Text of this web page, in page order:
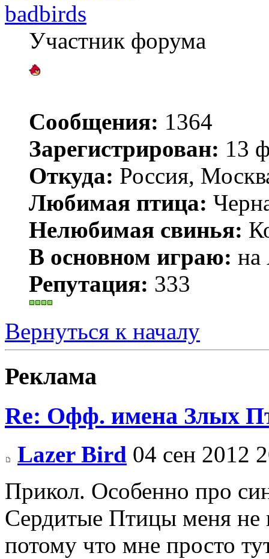
badbirds
Участник форума
Сообщения: 1364
Зарегистрирован: 13
Откуда: Россия,
Любимая птица:
Нелюбимая свинья:
В основном играю: на
Репутация: 333
Вернуться к началу
Реклама
Re: Офф. имена Злых
Lazer Bird 04 сен 2012
Прикол. Особенно про
Сердитые Птицы меня не
потому что мне просто